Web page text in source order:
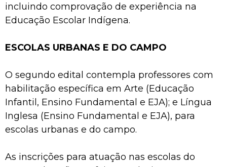
incluindo comprovação de experiência na
Educação Escolar Indígena.
ESCOLAS URBANAS E DO CAMPO
O segundo edital contempla professores com
habilitação específica em Arte (Educação
Infantil, Ensino Fundamental e EJA); e Língua
Inglesa (Ensino Fundamental e EJA), para
escolas urbanas e do campo.
As inscrições para atuação nas escolas do